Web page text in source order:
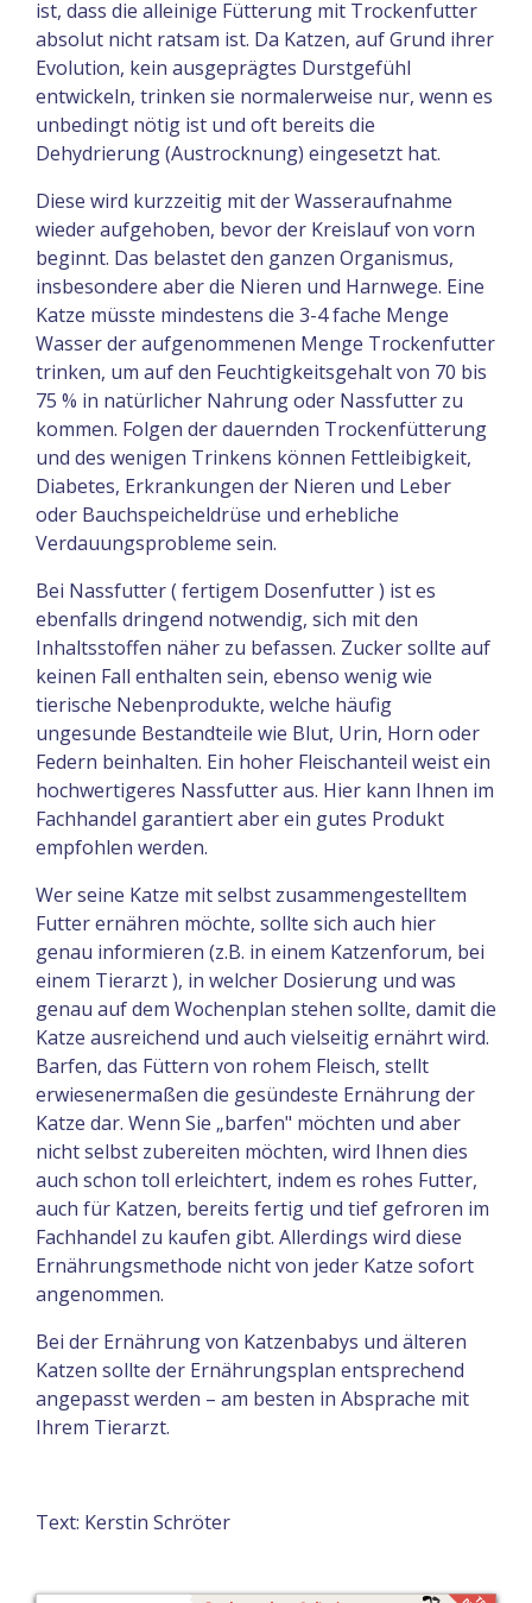
ist, dass die alleinige Fütterung mit Trockenfutter
absolut nicht ratsam ist. Da Katzen, auf Grund ihrer
Evolution, kein ausgeprägtes Durstgefühl
entwickeln, trinken sie normalerweise nur, wenn es
unbedingt nötig ist und oft bereits die
Dehydrierung (Austrocknung) eingesetzt hat.
Diese wird kurzzeitig mit der Wasseraufnahme
wieder aufgehoben, bevor der Kreislauf von vorn
beginnt. Das belastet den ganzen Organismus,
insbesondere aber die Nieren und Harnwege. Eine
Katze müsste mindestens die 3-4 fache Menge
Wasser der aufgenommenen Menge Trockenfutter
trinken, um auf den Feuchtigkeitsgehalt von 70 bis
75 % in natürlicher Nahrung oder Nassfutter zu
kommen. Folgen der dauernden Trockenfütterung
und des wenigen Trinkens können Fettleibigkeit,
Diabetes, Erkrankungen der Nieren und Leber
oder Bauchspeicheldrüse und erhebliche
Verdauungsprobleme sein.
Bei Nassfutter ( fertigem Dosenfutter ) ist es
ebenfalls dringend notwendig, sich mit den
Inhaltsstoffen näher zu befassen. Zucker sollte auf
keinen Fall enthalten sein, ebenso wenig wie
tierische Nebenprodukte, welche häufig
ungesunde Bestandteile wie Blut, Urin, Horn oder
Federn beinhalten. Ein hoher Fleischanteil weist ein
hochwertigeres Nassfutter aus. Hier kann Ihnen im
Fachhandel garantiert aber ein gutes Produkt
empfohlen werden.
Wer seine Katze mit selbst zusammengestelltem
Futter ernähren möchte, sollte sich auch hier
genau informieren (z.B. in einem Katzenforum, bei
einem Tierarzt ), in welcher Dosierung und was
genau auf dem Wochenplan stehen sollte, damit die
Katze ausreichend und auch vielseitig ernährt wird.
Barfen, das Füttern von rohem Fleisch, stellt
erwiesenermaßen die gesündeste Ernährung der
Katze dar. Wenn Sie „barfen" möchten und aber
nicht selbst zubereiten möchten, wird Ihnen dies
auch schon toll erleichtert, indem es rohes Futter,
auch für Katzen, bereits fertig und tief gefroren im
Fachhandel zu kaufen gibt. Allerdings wird diese
Ernährungsmethode nicht von jeder Katze sofort
angenommen.
Bei der Ernährung von Katzenbabys und älteren
Katzen sollte der Ernährungsplan entsprechend
angepasst werden – am besten in Absprache mit
Ihrem Tierarzt.
Text: Kerstin Schröter